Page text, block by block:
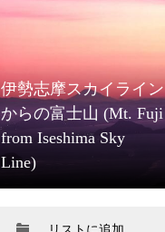
伊勢志摩スカイライン
からの富士山 (Mt. Fuji
from Iseshima Sky
Line)
リストに追加